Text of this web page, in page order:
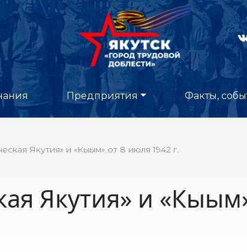
Предприятия Факты,
Якутия» и «Кыым» от 8 июля 1942 г.
Якутия» и